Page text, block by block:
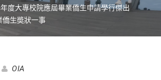
年度大專校院應屆畢業僑生申請學行傑出
僑生奬狀一事
OIA